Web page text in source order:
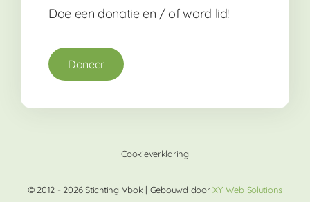
Doe een donatie en / of word lid!
Doneer
Cookieverklaring
© 2012 - 2026 Stichting Vbok | Gebouwd doorXY Web Solutions